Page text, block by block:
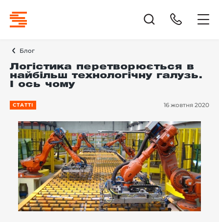
Блог
Логістика перетворюється в
найбільш технологічну галузь.
І ось чому
СТАТТІ 16 жовтня 2020